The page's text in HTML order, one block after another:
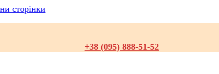
сторінки
+38 (095) 888-51-52